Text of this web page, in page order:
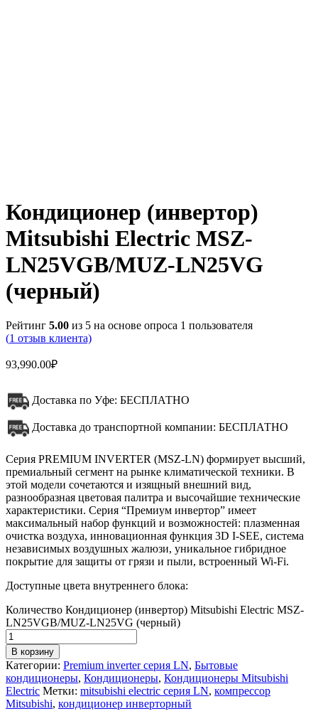
Кондиционер (инвертор)
Mitsubishi Electric MSZ-
LN25VGB/MUZ-LN25VG
(черный)
Рейтинг 5.00 из 5 на основе опроса 1 пользователя
(1 отзыв клиента)
93,990.00₽
Доставка по Уфе: БЕСПЛАТНО
Доставка до транспортной компании: БЕСПЛАТНО
Серия PREMIUM INVERTER (MSZ-LN) формирует высший,
премиальный сегмент на рынке климатической техники. В
этой модели сочетаются и изящный внешний вид,
разнообразная цветовая палитра и высочайшие технические
характеристики. Серия “Премиум инвертор” имеет
максимальный набор функций и возможностей: плазменная
очистка воздуха, инновационная функция 3D I-SEE, система
независимых воздушных жалюзи, уникальное гибридное
покрытие для защиты от грязи и пыли, встроенный Wi-Fi.
Доступные цвета внутреннего блока:
Количество Кондиционер (инвертор) Mitsubishi Electric MSZ-
LN25VGB/MUZ-LN25VG (черный)
В корзину
Категории: Premium inverter серия LN, Бытовые
кондиционеры, Кондиционеры, Кондиционеры Mitsubishi
Electric Метки: mitsubishi electric серия LN, компрессор
Mitsubishi, кондиционер инверторный